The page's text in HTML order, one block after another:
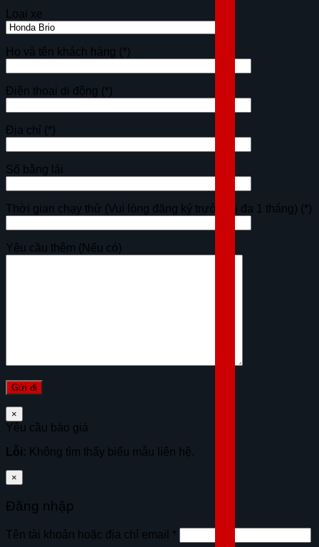
Loại xe
Họ và tên khách hàng (*)
Điện thoại di động (*)
Địa chỉ (*)
Số bằng lái
Thời gian chạy thử (Vui lòng đăng ký trước tối đa 1 tháng) (*)
Yêu cầu thêm (Nếu có)
×
Yêu cầu báo giá
Lỗi: Không tìm thấy biểu mẫu liên hệ.
×
Đăng nhập
Tên tài khoản hoặc địa chỉ email *